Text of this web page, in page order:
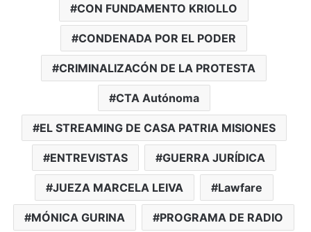
CON FUNDAMENTO KRIOLLO
CONDENADA POR EL PODER
CRIMINALIZACÓN DE LA PROTESTA
CTA Autónoma
EL STREAMING DE CASA PATRIA MISIONES
ENTREVISTAS GUERRA JURÍDICA
JUEZA MARCELA LEIVA Lawfare
MÓNICA GURINA PROGRAMA DE RADIO